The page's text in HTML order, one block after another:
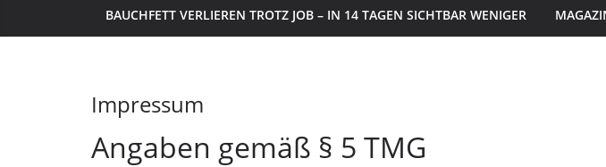
BAUCHFETT VERLIEREN TROTZ JOB – IN 14 TAGEN SICHTBAR WENIGER
Impressum
Angaben gemäß § 5 TMG